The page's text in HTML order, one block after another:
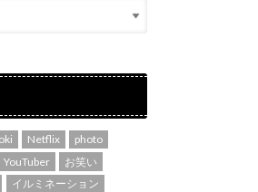
Netflix
photo
YouTuber
お笑い
イルミネーション